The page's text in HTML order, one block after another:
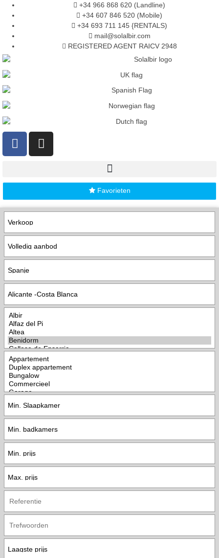
+34 966 868 620 (Landline)
+34 607 846 520 (Mobile)
+34 693 711 145 {RENTALS)
mail@solalbir.com
REGISTERED AGENT RAICV 2948
Favorieten